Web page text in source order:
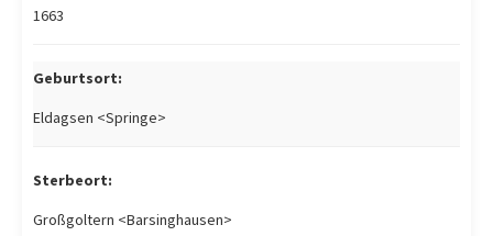
1663
Geburtsort:
Eldagsen <Springe>
Sterbeort:
Großgoltern <Barsinghausen>